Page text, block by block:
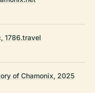
1786.travel
of Chamonix, 2025